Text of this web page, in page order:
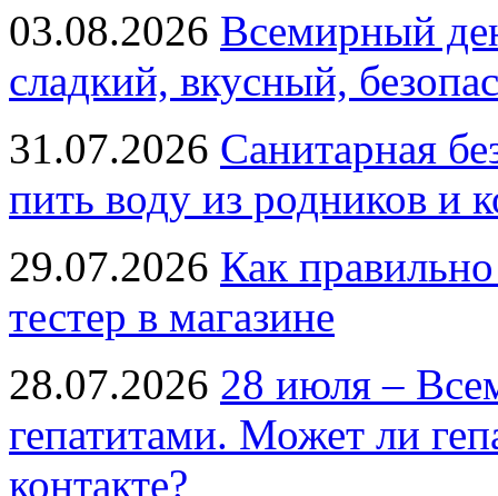
03.08.2026 Всемирный
сладкий, вкусный,
31.07.2026 Санитарная
пить воду из родников и
29.07.2026 Как
тестер в магазине
28.07.2026 28 июля –
гепатитами. Может ли
контакте?